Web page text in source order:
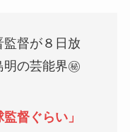
督が８日放
の芸能界㊙
督ぐらい」